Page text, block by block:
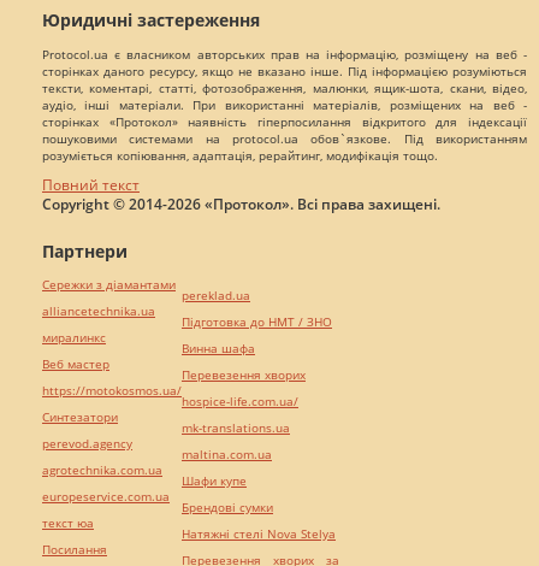
Юридичні застереження
Protocol.ua є власником авторських прав на інформацію, розміщену на веб -
сторінках даного ресурсу, якщо не вказано інше. Під інформацією розуміються
тексти, коментарі, статті, фотозображення, малюнки, ящик-шота, скани, відео,
аудіо, інші матеріали. При використанні матеріалів, розміщених на веб -
сторінках «Протокол» наявність гіперпосилання відкритого для індексації
пошуковими системами на protocol.ua обов`язкове. Під використанням
розуміється копіювання, адаптація, рерайтинг, модифікація тощо.
Повний текст
Copyright © 2014-2026 «Протокол». Всі права захищені.
Партнери
Сережки з діамантами
alliancetechnika.ua
миралинкс
Веб мастер
https://motokosmos.ua/
Синтезатори
perevod.agency
agrotechnika.com.ua
europeservice.com.ua
текст юа
Посилання
pereklad.ua
Підготовка до НМТ / ЗНО
Винна шафа
Перевезення хворих
hospice-life.com.ua/
mk-translations.ua
maltina.com.ua
Шафи купе
Брендові сумки
Натяжні стелі Nova Stelya
Перевезення хворих за